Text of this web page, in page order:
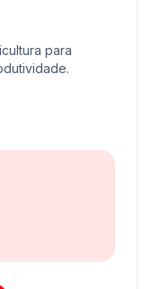
para